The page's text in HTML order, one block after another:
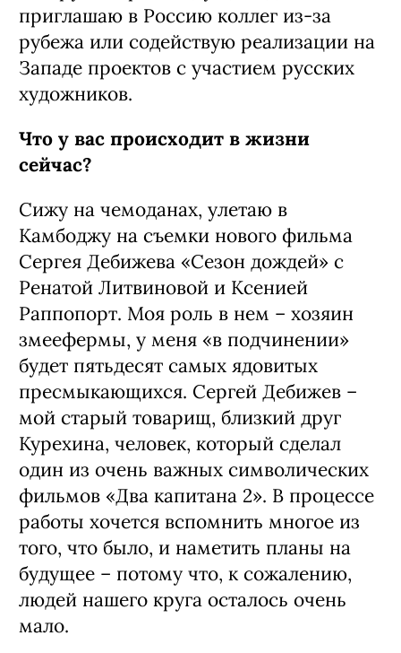
приглашаю в Россию коллег из-за
рубежа или содействую реализации на
Западе проектов с участием русских
художников.
Что у вас происходит в жизни
сейчас?
Сижу на чемоданах, улетаю в
Камбоджу на съемки нового фильма
Сергея Дебижева «Сезон дождей» с
Ренатой Литвиновой и Ксенией
Раппопорт. Моя роль в нем – хозяин
змеефермы, у меня «в подчинении»
будет пятьдесят самых ядовитых
пресмыкающихся. Сергей Дебижев –
мой старый товарищ, близкий друг
Курехина, человек, который сделал
один из очень важных символических
фильмов «Два капитана 2». В процессе
работы хочется вспомнить многое из
того, что было, и наметить планы на
будущее – потому что, к сожалению,
людей нашего круга осталось очень
мало.